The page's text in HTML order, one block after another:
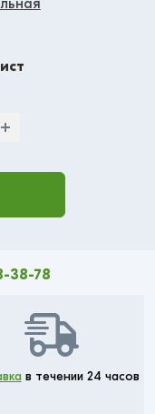
38-78
в течении 24 часов